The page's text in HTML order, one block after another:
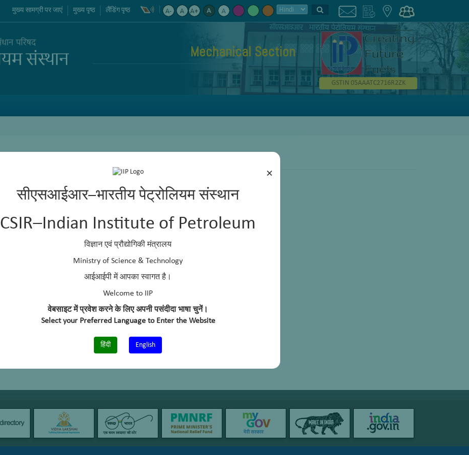
×
सीएसआईआर–भारतीय पेट्रोलियम संस्थान
CSIR–Indian Institute of Petroleum
विज्ञान एवं प्रौद्योगिकी मंत्रालय
Ministry of Science & Technology
आईआईपी में आपका स्वागत है।
Welcome to IIP
वेबसाइट में प्रवेश करने के लिए अपनी पसंदीदा भाषा चुनें।
Select your Preferred Language to Enter the Website
हिंदी English
मुख्य सामग्री पर जाएं मुख्य पृष्ठ लैंडिंग पृष्ठ
Mechanical Section
GSTIN 05AAATC2716R2ZK